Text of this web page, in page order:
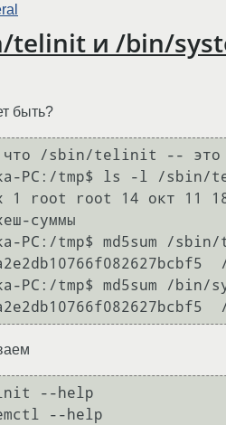
telinit и /bin/
быть?
что /sbin/telinit -- это
PC:/tmp$ ls -l /
1 root root 14 окт
суммы
PC:/tmp$ md5sum /
PC:/tmp$ md5sum /bin/
--help